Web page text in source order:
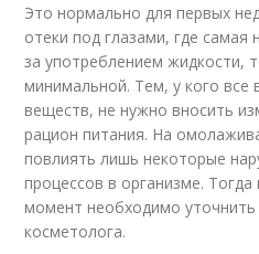
Это нормально для первых
отеки под глазами, где самая
за употреблением жидкости,
минимальной. Тем, у кого все
веществ, не нужно вносить
рацион питания. На
повлиять лишь некоторые
процессов в организме.
момент необходимо уточнить
косметолога.